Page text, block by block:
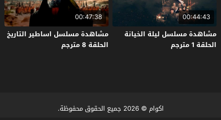
00:44:43
مشاهدة مسلسل ليلة الخيانة
الحلقة 1 مترجم
00:47:38
مشاهدة مسلسل اساطير التاريخ
الحلقة 8 مترجم
اكوام © 2026 جميع الحقوق محفوظة.